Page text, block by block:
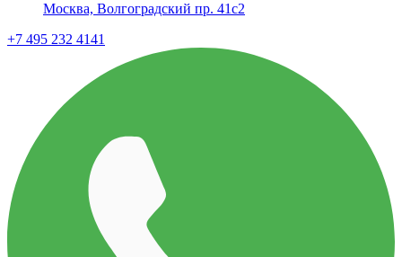
Москва, Волгоградский пр. 41с2
+7 495 232 4141